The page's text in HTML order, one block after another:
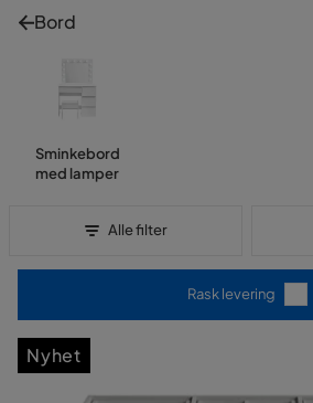
Bord
Sminkebord
med lamper
Alle filter
Rask levering
Nyhet